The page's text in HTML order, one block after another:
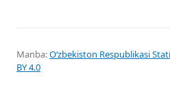
Manba:Oʻzbekiston Respublikasi
BY 4.0